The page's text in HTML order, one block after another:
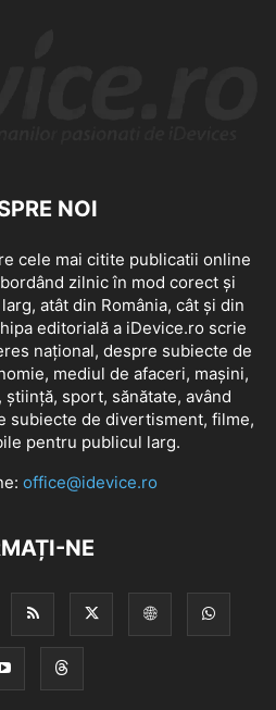
NOI
cele mai citite publicatii online
zilnic în mod corect și
atât din România, cât și din
editorială a iDevice.ro scrie
național, despre subiecte de
mediul de afaceri, mașini,
sport, sănătate, având
subiecte de divertisment, filme,
pentru publicul larg.
office@idevice.ro
NE